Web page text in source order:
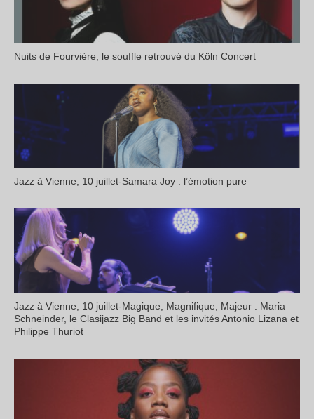
Nuits de Fourvière, le souffle retrouvé du Köln Concert
Jazz à Vienne, 10 juillet-Samara Joy : l’émotion pure
Jazz à Vienne, 10 juillet-Magique, Magnifique, Majeur : Maria
Schneinder, le Clasijazz Big Band et les invités Antonio Lizana et
Philippe Thuriot